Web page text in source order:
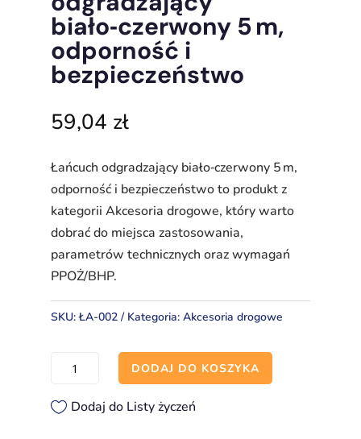
biało‑czerwony 5 m,
odporność i
bezpieczeństwo
59,04 zł
Łańcuch odgradzający biało‑czerwony 5 m,
odporność i bezpieczeństwo to produkt z
kategorii Akcesoria drogowe, który warto
dobrać do miejsca zastosowania,
parametrów technicznych oraz wymagań
PPOŻ/BHP.
SKU:ŁA-002 Kategoria: Akcesoria drogowe
ilość
odgradzający
DODAJ DO KOSZYKA
Dodaj do Listy życzeń